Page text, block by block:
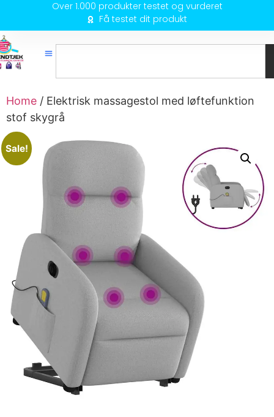
Over 1.000 produkter testet og vurderet
Få testet dit produkt
Home / Elektrisk massagestol med løftefunktion
stof skygrå
Sale!